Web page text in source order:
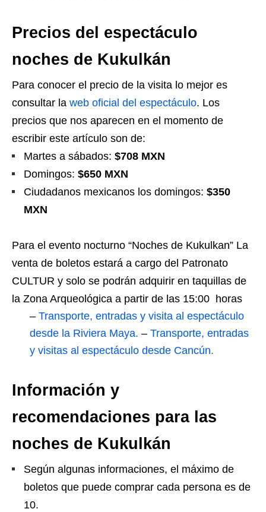
Precios del espectáculo
noches de Kukulkán
Para conocer el precio de la visita lo mejor es
consultar la web oficial del espectáculo. Los
precios que nos aparecen en el momento de
escribir este artículo son de:
Martes a sábados: $708 MXN
Domingos: $650 MXN
Ciudadanos mexicanos los domingos: $350
MXN
Para el evento nocturno “Noches de Kukulkan” La
venta de boletos estará a cargo del Patronato
CULTUR y solo se podrán adquirir en taquillas de
la Zona Arqueológica a partir de las 15:00 horas
– Transporte, entradas y visita al espectáculo
desde la Riviera Maya. – Transporte, entradas
y visitas al espectáculo desde Cancún.
Información y
recomendaciones para las
noches de Kukulkán
Según algunas informaciones, el máximo de
boletos que puede comprar cada persona es de
10.